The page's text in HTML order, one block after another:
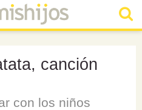
canción
con los niños